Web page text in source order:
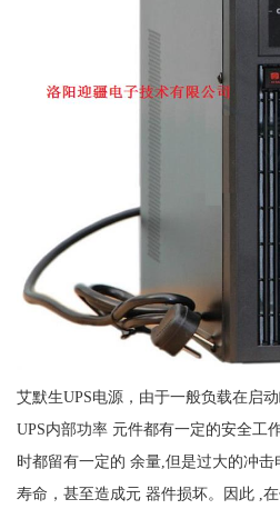
艾默生UPS电源，由于一般负载在启
UPS内部功率 元件都有一定的安全工
时都留有一定的 余量,但是过大的冲
寿命，甚至造成元 器件损坏。因此 ,